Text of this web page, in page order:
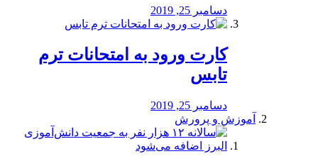
دسامبر 25, 2019
کارت ورود به امتحانات ترم
تابس
دسامبر 25, 2019
آموزش و پرورش